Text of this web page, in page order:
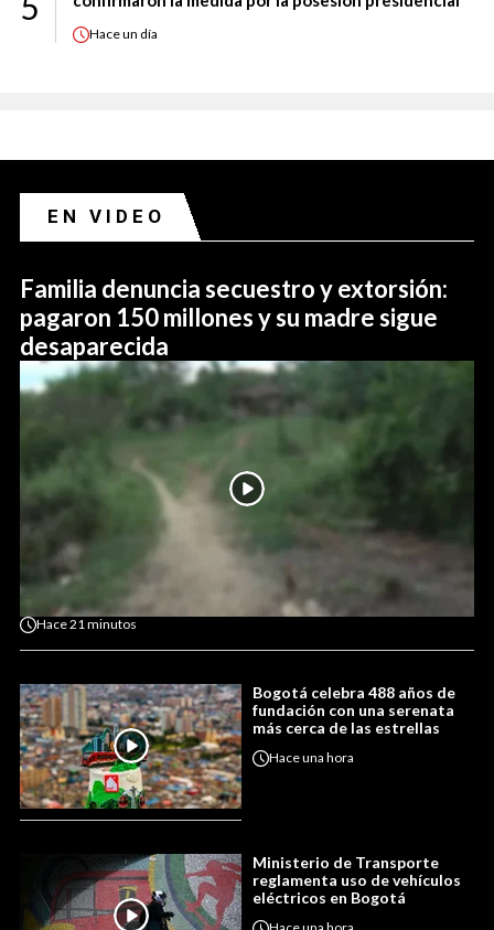
Haceun día
EN VIDEO
Familia denuncia secuestro y extorsión:
pagaron 150 millones y su madre sigue
desaparecida
Hace21 minutos
Bogotá celebra 488 años de
fundación con una serenata
más cerca de las estrellas
Haceuna hora
Ministerio de Transporte
reglamenta uso de vehículos
eléctricos en Bogotá